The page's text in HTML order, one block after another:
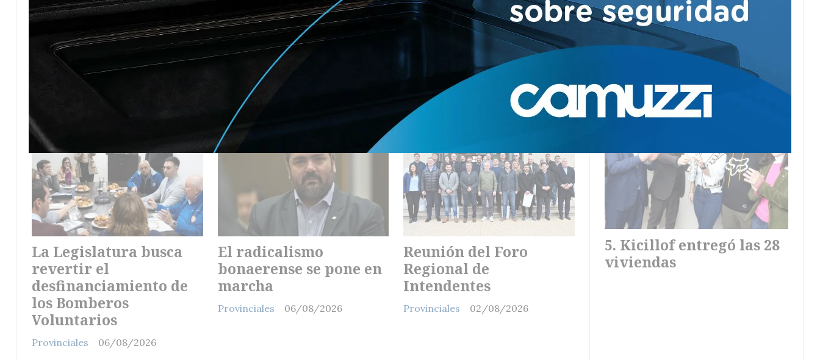
Artículos relacionados
La Legislatura busca
revertir el
desfinanciamiento de
los Bomberos
Voluntarios
Provinciales 06/08/2026
El radicalismo
bonaerense se pone en
marcha
Provinciales 06/08/2026
Reunión del Foro
Regional de
Intendentes
Provinciales 02/08/2026
Puente Innova:
Convenio para su
Kicillof entregó las 28
viviendas